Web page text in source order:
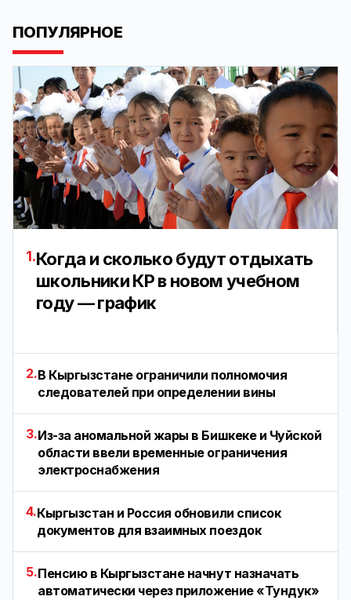
ПОПУЛЯРНОЕ
1.Когда и сколько будут отдыхать
школьники КР в новом учебном
году — график
2.В Кыргызстане ограничили полномочия
следователей при определении вины
3.Из-за аномальной жары в Бишкеке и Чуйской
области ввели временные ограничения
электроснабжения
4.Кыргызстан и Россия обновили список
документов для взаимных поездок
5.Пенсию в Кыргызстане начнут назначать
автоматически через приложение «Тундук»